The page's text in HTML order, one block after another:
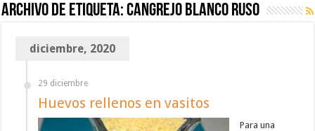
Archivo de etiqueta:cangrejo blanco ruso
diciembre, 2020
29 diciembre
Huevos rellenos en vasitos
Para una